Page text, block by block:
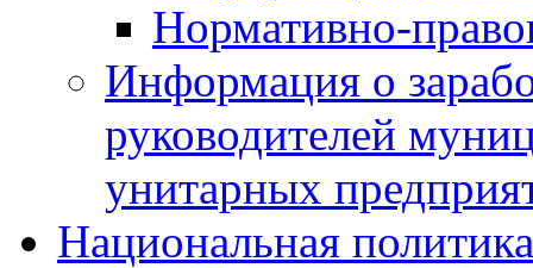
Нормативно-
Информация о
руководителей
унитарных
Национальная политика